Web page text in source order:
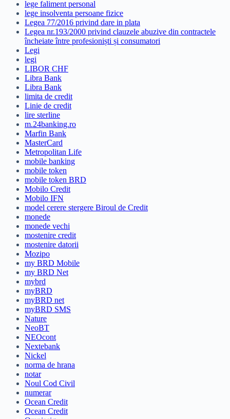
lege faliment personal
lege insolventa persoane fizice
Legea 77/2016 privind dare in plata
Legea nr.193/2000 privind clauzele abuzive din contractele
încheiate între profesioniști și consumatori
Legi
legi
LIBOR CHF
Libra Bank
Libra Bank
limita de credit
Linie de credit
lire sterline
m.24banking.ro
Marfin Bank
MasterCard
Metropolitan Life
mobile banking
mobile token
mobile token BRD
Mobilo Credit
Mobilo IFN
model cerere stergere Biroul de Credit
monede
monede vechi
mostenire credit
mostenire datorii
Mozipo
my BRD Mobile
my BRD Net
mybrd
myBRD
myBRD net
myBRD SMS
Nature
NeoBT
NEOcont
Nextebank
Nickel
norma de hrana
notar
Noul Cod Civil
numerar
Ocean Credit
Ocean Credit